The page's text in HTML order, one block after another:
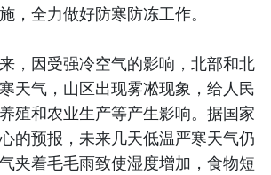
，全力做好防寒防冻工作。
，因受强冷空气的影响，北部和北
天气，山区出现雾凇现象，给人民
殖和农业生产等产生影响。据国家
的预报，未来几天低温严寒天气仍
夹着毛毛雨致使湿度增加，食物短